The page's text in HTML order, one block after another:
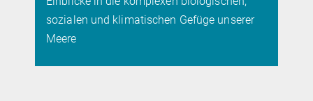
sozialen und klimatischen Gefüge unserer
Meere